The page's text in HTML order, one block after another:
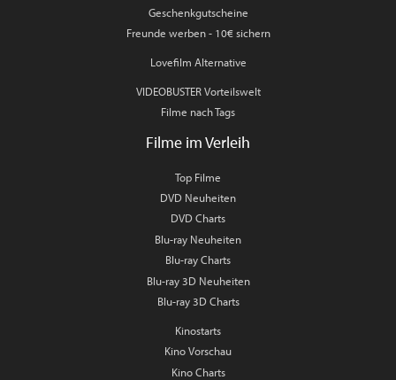
Geschenkgutscheine
Freunde werben - 10€ sichern
Lovefilm Alternative
VIDEOBUSTER Vorteilswelt
Filme nach Tags
Filme im Verleih
Top Filme
DVD Neuheiten
DVD Charts
Blu-ray Neuheiten
Blu-ray Charts
Blu-ray 3D Neuheiten
Blu-ray 3D Charts
Kinostarts
Kino Vorschau
Kino Charts